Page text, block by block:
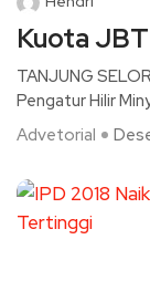
Kuota JBT
TANJUNG
Pengatur Hilir
Advetorial